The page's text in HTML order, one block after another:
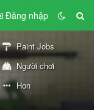
Đăng nhập
Paint Jobs
Người chơi
Hơn